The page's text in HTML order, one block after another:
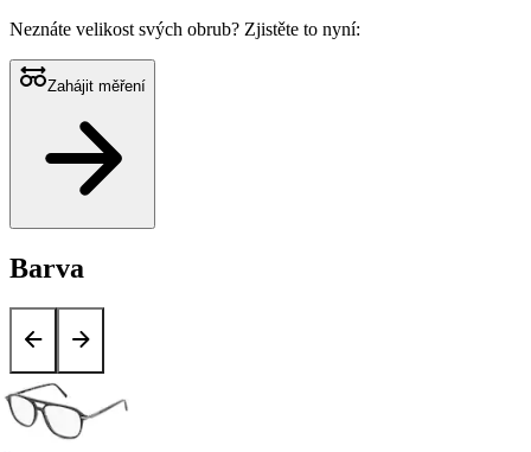
Neznáte velikost svých obrub? Zjistěte to nyní:
Zahájit měření
Barva